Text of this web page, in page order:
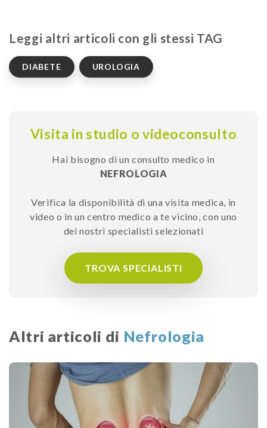
Leggi altri articoli con gli stessi TAG
DIABETE UROLOGIA
Visita in studio o videoconsulto
Hai bisogno di un consulto medico in
NEFROLOGIA
Verifica la disponibilità di una visita medica, in
video o in un centro medico a te vicino, con uno
dei nostri specialisti selezionati
TROVA SPECIALISTI
Altri articoli di Nefrologia